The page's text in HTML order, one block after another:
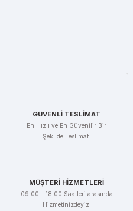
GÜVENLİ TESLİMAT
En Hızlı ve En Güvenilir Bir
Şekilde Teslimat.
MÜŞTERİ HİZMETLERİ
09:00 - 18:00 Saatleri arasında
Hizmetinizdeyiz.